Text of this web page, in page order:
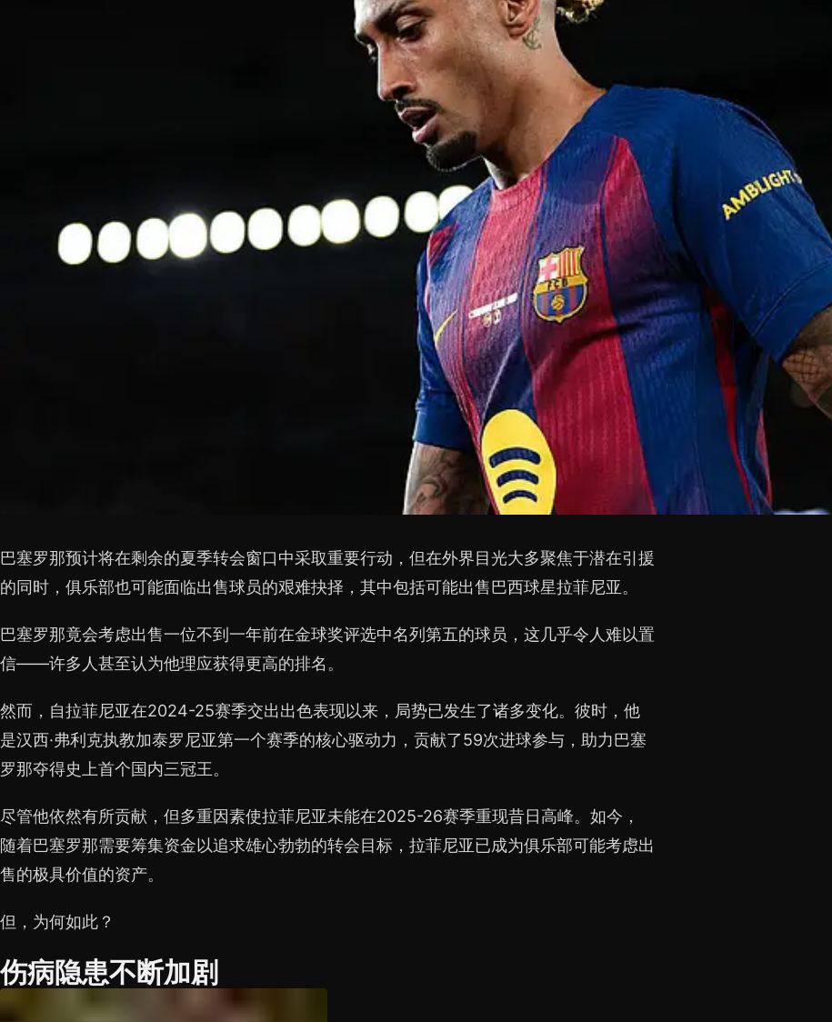
巴塞罗那预计将在剩余的夏季转会窗口中采取重要行动，但在外界目光大多聚焦于潜在引援
的同时，俱乐部也可能面临出售球员的艰难抉择，其中包括可能出售巴西球星拉菲尼亚。
巴塞罗那竟会考虑出售一位不到一年前在金球奖评选中名列第五的球员，这几乎令人难以置
信——许多人甚至认为他理应获得更高的排名。
然而，自拉菲尼亚在2024-25赛季交出出色表现以来，局势已发生了诸多变化。彼时，他
是汉西·弗利克执教加泰罗尼亚第一个赛季的核心驱动力，贡献了59次进球参与，助力巴塞
罗那夺得史上首个国内三冠王。
尽管他依然有所贡献，但多重因素使拉菲尼亚未能在2025-26赛季重现昔日高峰。如今，
随着巴塞罗那需要筹集资金以追求雄心勃勃的转会目标，拉菲尼亚已成为俱乐部可能考虑出
售的极具价值的资产。
但，为何如此？
伤病隐患不断加剧